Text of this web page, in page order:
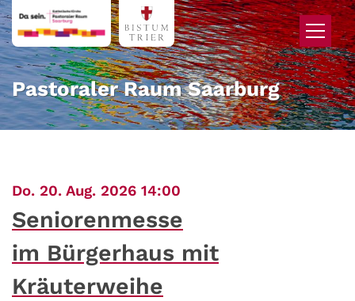
Zum Inhalt springen
Pastoraler Raum Saarburg
Do. 20. Aug. 2026 14:00
Seniorenmesse
im Bürgerhaus mit
Kräuterweihe